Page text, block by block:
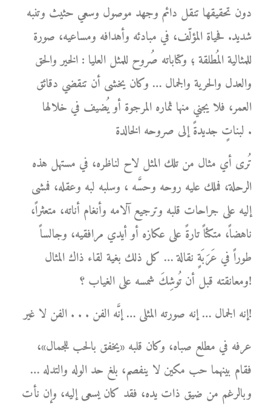
دون تحقيقها تنقل دائم وجهد موصول وسعي حثيث وتنبه
شديد. فحياة المؤلّف، في مبادئه وأهدافه ومساعيه، صورة
للمثالية المُطلقة ؛ وكتاباته صُروح للمثل العليا : الخير والحق
والعدل والحرية والجمال … وكان يخشى أن تنقضي دقائق
العمر، فلا يجني منها ثماره المرجوة أو يُضيف في خلالها
لبناتٍ جديدةً إلى صروحه الخالدة .
تُرى أي مثال من تلك المثل لاح لناظره، في مستهل هذه
الرحلة، فملك عليه روحه وحسَّه ، وسلبه لبه وعقله، فمشى
إليه على جراحات قلبه وترجيع آلامه وأنغام أناته، متعثراً،
ناهضاً، متكئاً تارةً على عكازه أو أيدي مرافقيه، وجالساً
طوراً في عَرَبَةٍ نقالة … كل ذلك بغية لقاء ذاك المثال
ومعانقته قبل أن تُوشِكَ شمسه على الغياب ؟!
إنه الجمال … إنه صورته المثلى … إنَّه الفن . . . الفن لا غير!
عرفه في مطلع صباه، وكان قلبه «يخفق بالحب للجمال»،
فقام بينهما حب مكين لا ينفصم، بلغ حد الوله والتدله …
وبالرغم من ضيق ذات يده، فقد كان يسعى إليه، وإن نأت